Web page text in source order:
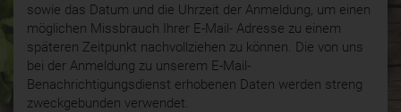
sowie das Datum und die Uhrzeit der Anmeldung, um einen
möglichen Missbrauch Ihrer E-Mail- Adresse zu einem
späteren Zeitpunkt nachvollziehen zu können. Die von uns
bei der Anmeldung zu unserem E-Mail-
Benachrichtigungsdienst erhobenen Daten werden streng
zweckgebunden verwendet.